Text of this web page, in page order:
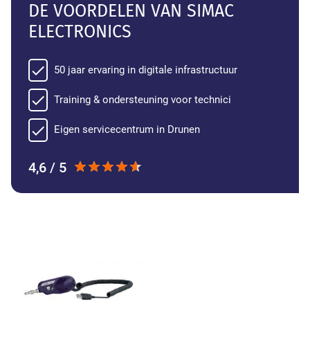
DE VOORDELEN VAN SIMAC
ELECTRONICS
50 jaar ervaring in digitale infrastructuur
Training & ondersteuning voor technici
Eigen servicecentrum in Drunen
4,6 / 5